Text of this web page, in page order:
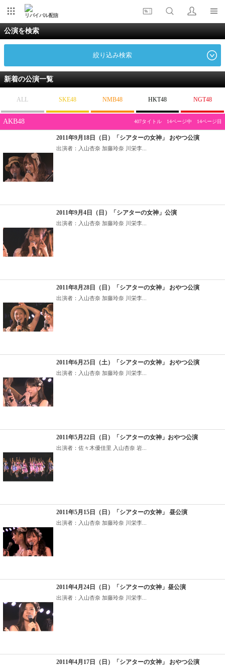
リバイバル配信
公演を検索
絞り込み検索
新着の公演一覧
ALL SKE48 NMB48 HKT48 NGT48
AKB48 407タイトル 14ページ中 14ページ目
2011年9月18日（日）「シアターの女神」 おやつ公演
出演者：入山杏奈 加藤玲奈 川栄李...
2011年9月4日（日）「シアターの女神」公演
出演者：入山杏奈 加藤玲奈 川栄李...
2011年8月28日（日）「シアターの女神」 おやつ公演
出演者：入山杏奈 加藤玲奈 川栄李...
2011年6月25日（土）「シアターの女神」 おやつ公演
出演者：入山杏奈 加藤玲奈 川栄李...
2011年5月22日（日）「シアターの女神」おやつ公演
出演者：佐々木優佳里 入山杏奈 岩...
2011年5月15日（日）「シアターの女神」 昼公演
出演者：入山杏奈 加藤玲奈 川栄李...
2011年4月24日（日）「シアターの女神」昼公演
出演者：入山杏奈 加藤玲奈 川栄李...
2011年4月17日（日）「シアターの女神」 おやつ公演